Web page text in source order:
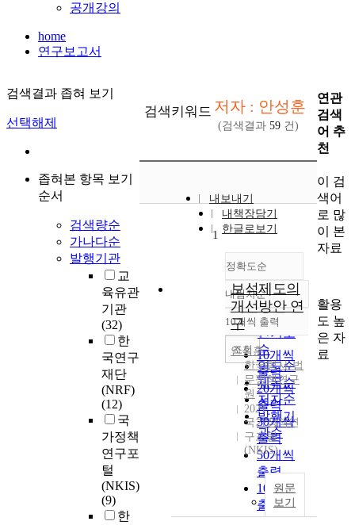
공개강의
home
연구보고서
검색결과 좁혀 보기
선택해제
좁혀본 항목 보기
순서
검색량순
가나다순
발행기관
교
육유관
기관
(32)
한
국연구
재단
(NRF)
(12)
국
가정책
연구포
털
(NKIS)
(9)
한
검색키워드 저자 : 안성훈
(검색결과 59 건)
내보내기
내책장담기
한글로보기
정확도순
정확도
순
인기도
순
연도순
제목순
저자순
발행기
관순
내림차순
내림차순
10개씩 출력
10개씩
출력
20개씩
출력
30개씩
출력
50개씩
출력
100개씩
출력
조회
1
보석제도의
개선방안 연
구
안성훈
한국형사·법
무정책연구
원
2021
국가정책연
구포털
(NKIS)
원문
보기
연관
검색
어 추
천
이 검
색어
로 많
이 본
자료
활용
도 높
은 자
료